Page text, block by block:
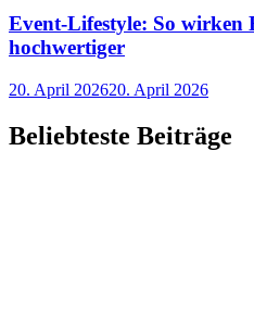
Event-Lifestyle: So wirken
hochwertiger
20. April 202620. April 2026
Beliebteste Beiträge